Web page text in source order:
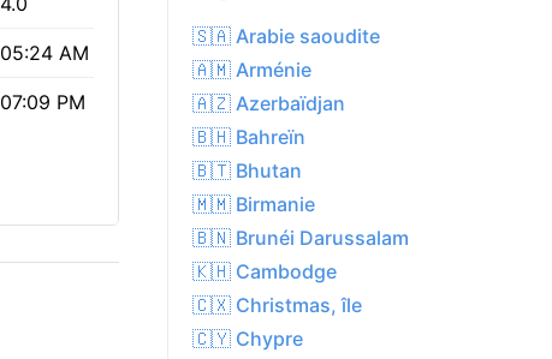
05:24 AM
07:09 PM
🇸🇦 Arabie saoudite
🇦🇲 Arménie
🇦🇿 Azerbaïdjan
🇧🇭 Bahreïn
🇧🇹 Bhutan
🇲🇲 Birmanie
🇧🇳 Brunéi Darussalam
🇰🇭 Cambodge
🇨🇽 Christmas, île
🇨🇾 Chypre